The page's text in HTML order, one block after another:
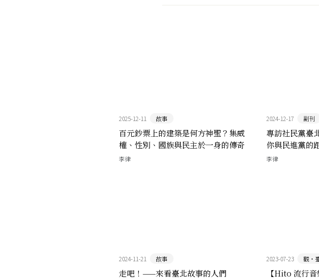
2025-12-11 故事
百元鈔票上的建築是何方神聖？集威
權、性別、國族與民主於一身的傳奇
建物「中山樓」
李律
2024-12-17 副刊
專訪社民黨臺
你與民進黨的
距離
李律
2024-11-21 故事
走吧！——來看臺北故事的人們
2023-07-23 觀‧
【Hito 流行